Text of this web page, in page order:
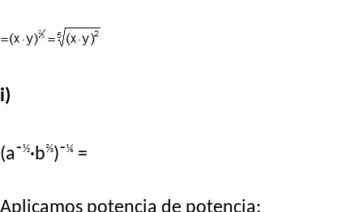
i)
(a⁻½·b⅔)⁻⅙ =
Aplicamos potencia de potencia: